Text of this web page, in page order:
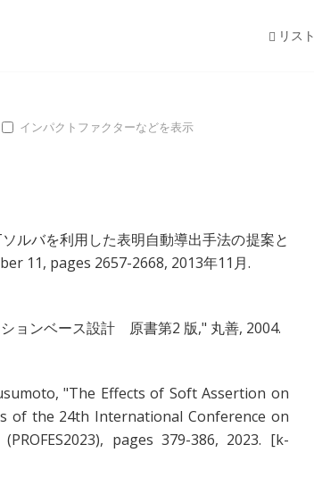
リスト
インパクトファクターなどを表示
ルバを利用した表明自動導出手法の提案と
11, pages 2657-2668, 2013年11月.
ョンベース設計 原書第2 版," 丸善, 2004.
, "The Effects of Soft Assertion on
of the 24th International Conference on
pages 379-386, 2023. [k-